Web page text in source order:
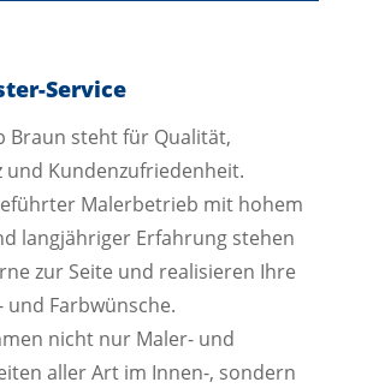
Service
Braun steht für Qualität,
und Kundenzufriedenheit.
Malerbetrieb mit hohem
langjähriger Erfahrung stehen
zur Seite und realisieren Ihre
und Farbwünsche.
nicht nur Maler- und
aller Art im Innen-, sondern